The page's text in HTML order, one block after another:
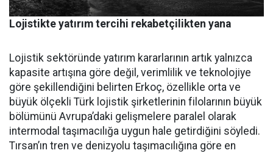
Lojistikte yatırım tercihi rekabetçilikten yana
Lojistik sektöründe yatırım ka­rarlarının artık yalnızca
kapasi­te artışına göre değil, verimlilik ve teknolojiye
göre şekillendiği­ni belirten Erkoç, özellikle orta ve
büyük ölçekli Türk lojistik şirket­lerinin filolarının büyük
bölümü­nü Avrupa’daki gelişmelere para­lel olarak
intermodal taşımacılı­ğa uygun hale getirdiğini söyledi.
Tırsan’ın tren ve denizyolu taşı­macılığına göre en